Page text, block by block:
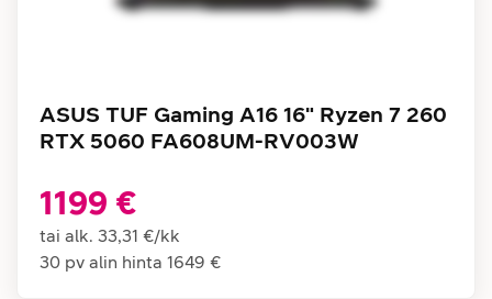
ASUS TUF Gaming A16 16" Ryzen 7 260
RTX 5060 FA608UM-RV003W
1199 €
tai alk. 33,31 €/kk
30 pv alin hinta 1649 €